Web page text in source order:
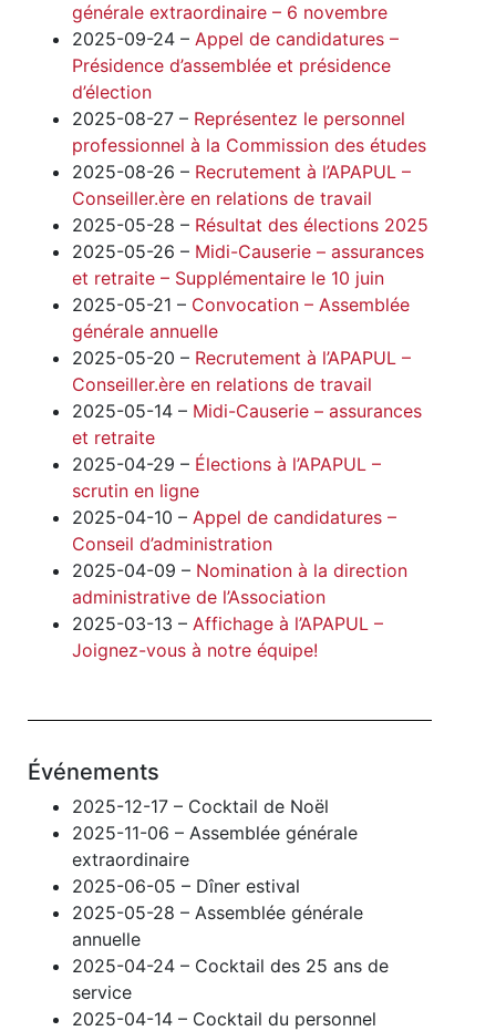
générale extraordinaire – 6 novembre
2025-09-24 – Appel de candidatures –
Présidence d’assemblée et présidence
d’élection
2025-08-27 – Représentez le personnel
professionnel à la Commission des études
2025-08-26 – Recrutement à l’APAPUL –
Conseiller.ère en relations de travail
2025-05-28 – Résultat des élections 2025
2025-05-26 – Midi-Causerie – assurances
et retraite – Supplémentaire le 10 juin
2025-05-21 – Convocation – Assemblée
générale annuelle
2025-05-20 – Recrutement à l’APAPUL –
Conseiller.ère en relations de travail
2025-05-14 – Midi-Causerie – assurances
et retraite
2025-04-29 – Élections à l’APAPUL –
scrutin en ligne
2025-04-10 – Appel de candidatures –
Conseil d’administration
2025-04-09 – Nomination à la direction
administrative de l’Association
2025-03-13 – Affichage à l’APAPUL –
Joignez-vous à notre équipe!
Événements
2025-12-17 – Cocktail de Noël
2025-11-06 – Assemblée générale
extraordinaire
2025-06-05 – Dîner estival
2025-05-28 – Assemblée générale
annuelle
2025-04-24 – Cocktail des 25 ans de
service
2025-04-14 – Cocktail du personnel